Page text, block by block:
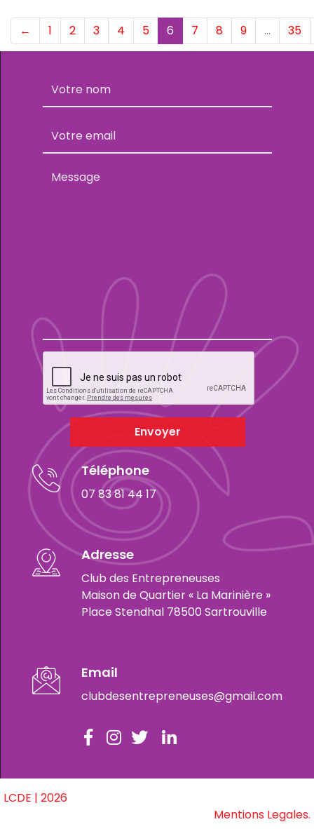
← 1 2 3 4 5 6 (current)
7 8 9 … 35
Envoyer
Téléphone
07 83 81 44 17
Adresse
Club des Entrepreneuses
Maison de Quartier « La Marinière »
Place Stendhal 78500 Sartrouville
Email
clubdesentrepreneuses@gmail.com
LCDE | 2026
Mentions Legales.